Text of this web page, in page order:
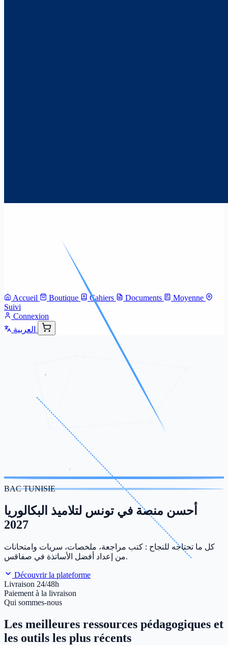
Accueil Boutique Cahiers Documents
Moyenne
Suivi
Connexion
العربية
BAC TUNISIE
أحسن منصة في تونس لتلاميذ البكالوريا
2027
كل ما تحتاجه للنجاح : كتب مراجعة، ملخصات، سريات وامتحانات
من إعداد أفضل الأساتذة في صفاقس.
Découvrir la plateforme
Livraison 24/48h
Paiement à la livraison
Qui sommes-nous
Les meilleures ressources pédagogiques et
les outils les plus récents